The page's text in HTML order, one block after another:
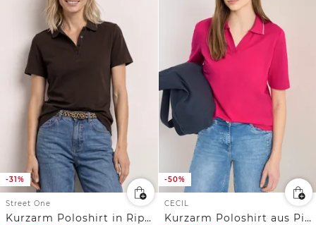
-31%
Street One
Kurzarm Poloshirt in Rippstruktur
-50%
CECIL
Kurzarm Poloshirt aus Piqué Ware